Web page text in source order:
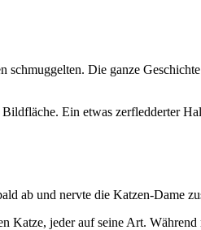
Die ganze
Ein etwas zerfledderter
ab und nervte die Katzen-Dame
Katze, jeder auf seine Art. Während